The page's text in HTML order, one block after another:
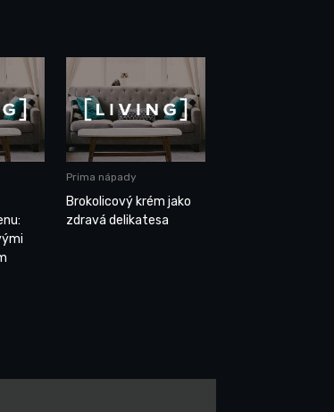
Prima nápady
Brokolicový krém jako
zdravá delikatesa